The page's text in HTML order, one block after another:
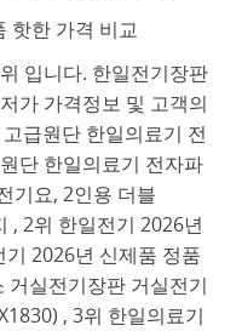
핫한 가격 비교
입니다. 한일전기장판
가 가격정보 및 고객의
급원단 한일의료기 전
단 한일의료기 전자파
기요, 2인용 더블
, 2위 한일전기 2026년
2026년 신제품 정품
거실전기장판 거실전기
, 3위 한일의료기